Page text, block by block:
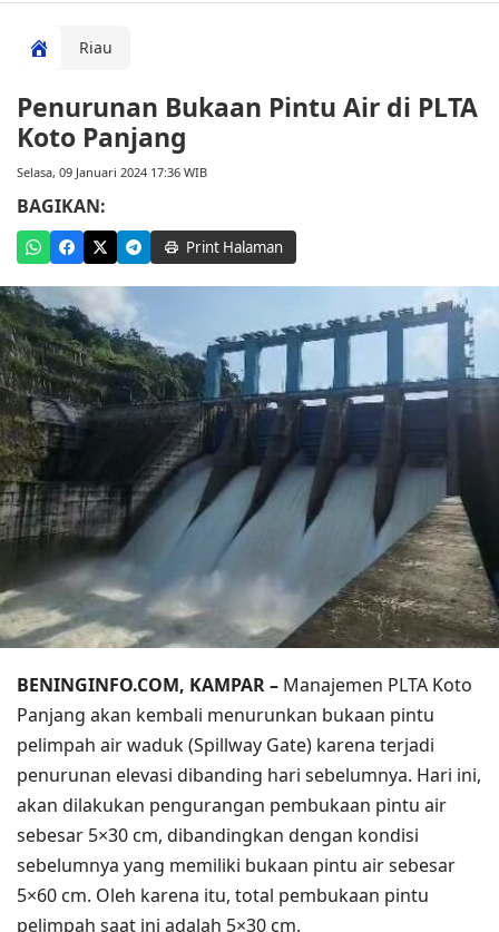
Riau
Penurunan Bukaan Pintu Air di PLTA
Koto Panjang
Selasa, 09 Januari 2024 17:36 WIB
BAGIKAN:
Print Halaman
BENINGINFO.COM, KAMPAR – Manajemen PLTA Koto
Panjang akan kembali menurunkan bukaan pintu
pelimpah air waduk (Spillway Gate) karena terjadi
penurunan elevasi dibanding hari sebelumnya. Hari ini,
akan dilakukan pengurangan pembukaan pintu air
sebesar 5×30 cm, dibandingkan dengan kondisi
sebelumnya yang memiliki bukaan pintu air sebesar
5×60 cm. Oleh karena itu, total pembukaan pintu
pelimpah saat ini adalah 5×30 cm.